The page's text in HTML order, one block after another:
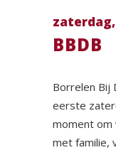
zaterdag,
BBDB
Borrelen Bij
eerste
moment om
met familie,